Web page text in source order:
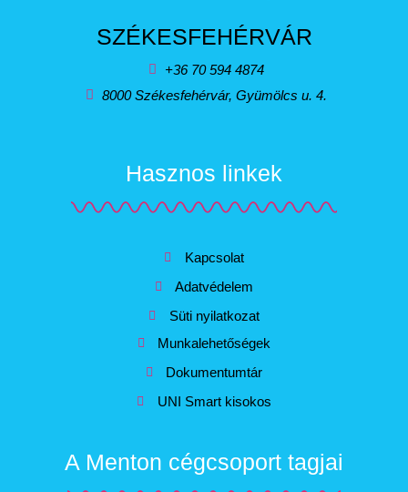
SZÉKESFEHÉRVÁR
+36 70 594 4874
8000 Székesfehérvár, Gyümölcs u. 4.
A Menton cégcsoport tagjai
Hasznos linkek
Kapcsolat
Adatvédelem
Süti nyilatkozat
Munkalehetőségek
Dokumentumtár
UNI Smart kisokos